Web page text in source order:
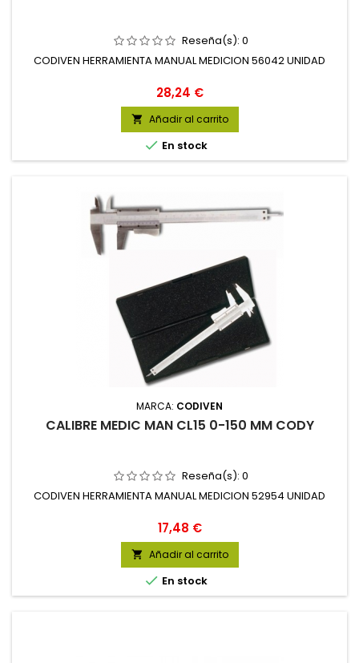
Reseña(s): 0
CODIVEN HERRAMIENTA MANUAL MEDICION 56042 UNIDAD
Precio
28,24 €
 Añadir al carrito
 En stock
MARCA: CODIVEN
CALIBRE MEDIC MAN CL15 0-150 MM CODY
Reseña(s): 0
CODIVEN HERRAMIENTA MANUAL MEDICION 52954 UNIDAD
Precio
17,48 €
 Añadir al carrito
 En stock